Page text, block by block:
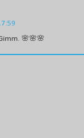
🌸🌸🌸